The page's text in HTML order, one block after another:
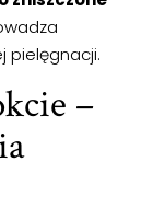
pielęgnacji.
–